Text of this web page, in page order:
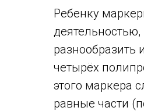
Ребенку
разнообразить
четырёх
этого маркера
равные части